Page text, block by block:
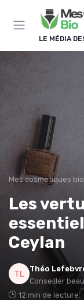
LE MÉDIA
Mes cosmetiques bio
Les
Ceylan
Théo
Conseiller
12 min de lecture
Panneau de